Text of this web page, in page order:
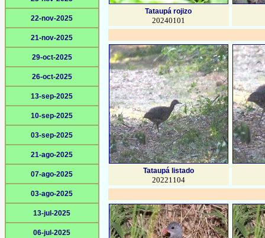
22-nov-2025
21-nov-2025
29-oct-2025
26-oct-2025
13-sep-2025
10-sep-2025
03-sep-2025
21-ago-2025
07-ago-2025
03-ago-2025
13-jul-2025
06-jul-2025
Tataupá rojizo
20240101
Tataupá listado
20221104